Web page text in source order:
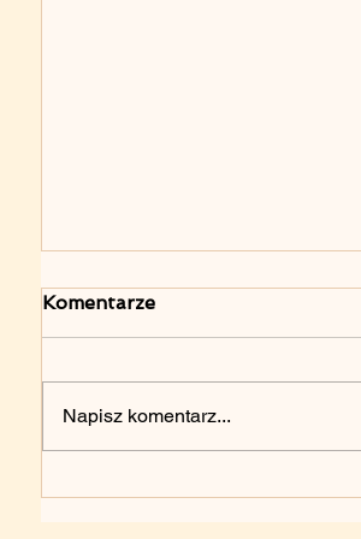
Komentarze
Napisz komentarz...